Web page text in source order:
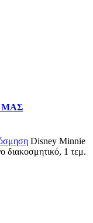
ΜΑΣ
Disney Minnie
διακοσμητικό, 1 τεμ.